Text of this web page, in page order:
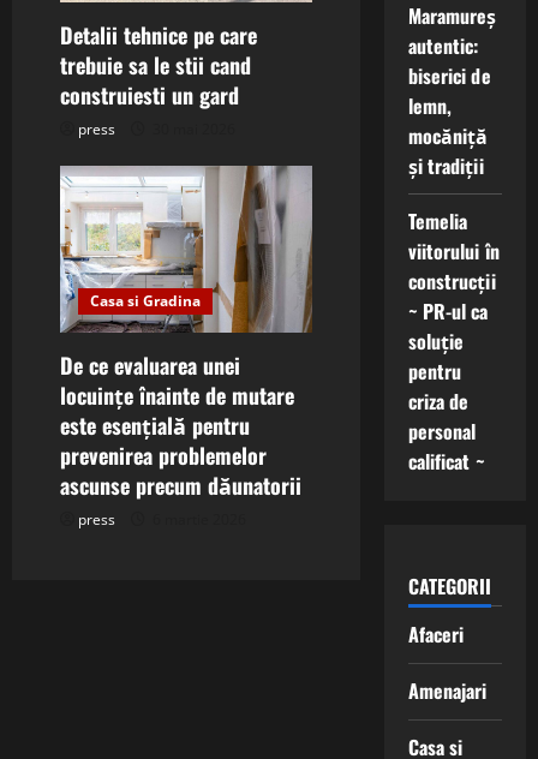
Detalii tehnice pe care
trebuie sa le stii cand
construiesti un gard
press
Casa si Gradina
De ce evaluarea unei
locuințe înainte de mutare
este esențială pentru
prevenirea problemelor
ascunse precum dăunatorii
press
Maramureș
autentic:
biserici de
lemn,
mocăniță
și tradiții
Temelia
viitorului în
construcții
~ PR-ul ca
soluție
pentru
criza de
personal
calificat ~
CATEGORII
Afaceri
Amenajari
Casa si